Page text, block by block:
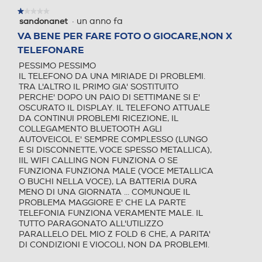
HSUPA 5.76 Mbps / HSDPA / UMTS / EDGE / GPRS
Funzioni
Comandi vocali
Viva voce
Vibrazione
Altre funzioni
Conversazioni a non
finire, anche col
telefono chiuso
Invia messaggi direttamente da FlexWindow con Assistente Chat. Basta
selezionare una delle Risposte Suggerite fornite dall’AI.9
*La funzionalità Risposte Suggerite richiede una connessione di rete per
consentire la ricezione dei messaggi. Una volta ricevuti i messaggi sul
dispositivo, il suggerimento delle risposte funzionerà senza connessione di
rete. È richiesto l’accesso al Samsung Account. La funzionalità Risposte
Suggerite è disponibile esclusivamente su FlexWindow. La disponibilità del
servizio può variare a seconda della lingua e dell’app. L’accuratezza dei
risultati non è garantita.
Sistema operativo
Versione sistema operativ
o
Android 14
o
Android 14
Core processore
Octa Core
Core processore
Velocità del processore in
GHz
3,39
Velocità del processore in
GHz
Descrizione processore Descrizione processore
★★★★★
★★★★★
1
5
stelle.
sandonanet · un anno fa
VA BENE PER FARE FOTO O GIOCARE,NON X
TELEFONARE
PESSIMO PESSIMO
IL TELEFONO DA UNA MIRIADE DI PROBLEMI.
TRA L'ALTRO IL PRIMO GIA' SOSTITUITO
PERCHE' DOPO UN PAIO DI SETTIMANE SI E'
OSCURATO IL DISPLAY. IL TELEFONO ATTUALE
DA CONTINUI PROBLEMI RICEZIONE, IL
COLLEGAMENTO BLUETOOTH AGLI
AUTOVEICOL E' SEMPRE COMPLESSO (LUNGO
E SI DISCONNETTE, VOCE SPESSO METALLICA),
IIL WIFI CALLING NON FUNZIONA O SE
FUNZIONA FUNZIONA MALE (VOCE METALLICA
O BUCHI NELLA VOCE), LA BATTERIA DURA
MENO DI UNA GIORNATA ... COMUNQUE IL
PROBLEMA MAGGIORE E' CHE LA PARTE
TELEFONIA FUNZIONA VERAMENTE MALE. IL
TUTTO PARAGONATO ALL'UTILIZZO
PARALLELO DEL MIO Z FOLD 6 CHE, A PARITA'
DI CONDIZIONI E VIOCOLI, NON DA PROBLEMI.